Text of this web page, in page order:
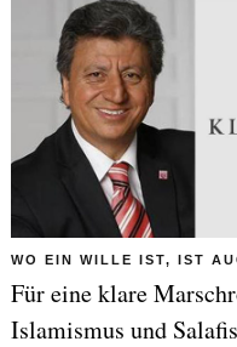
WO EIN WILLE IST, IST
Für eine klare
Islamismus und